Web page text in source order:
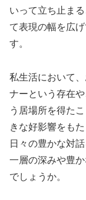
いって立ち止ま
て表現の幅を広
す。
私生活において
ナーという存在
う居場所を得た
きな好影響をも
日々の豊かな対
一層の深みや豊
でしょうか。